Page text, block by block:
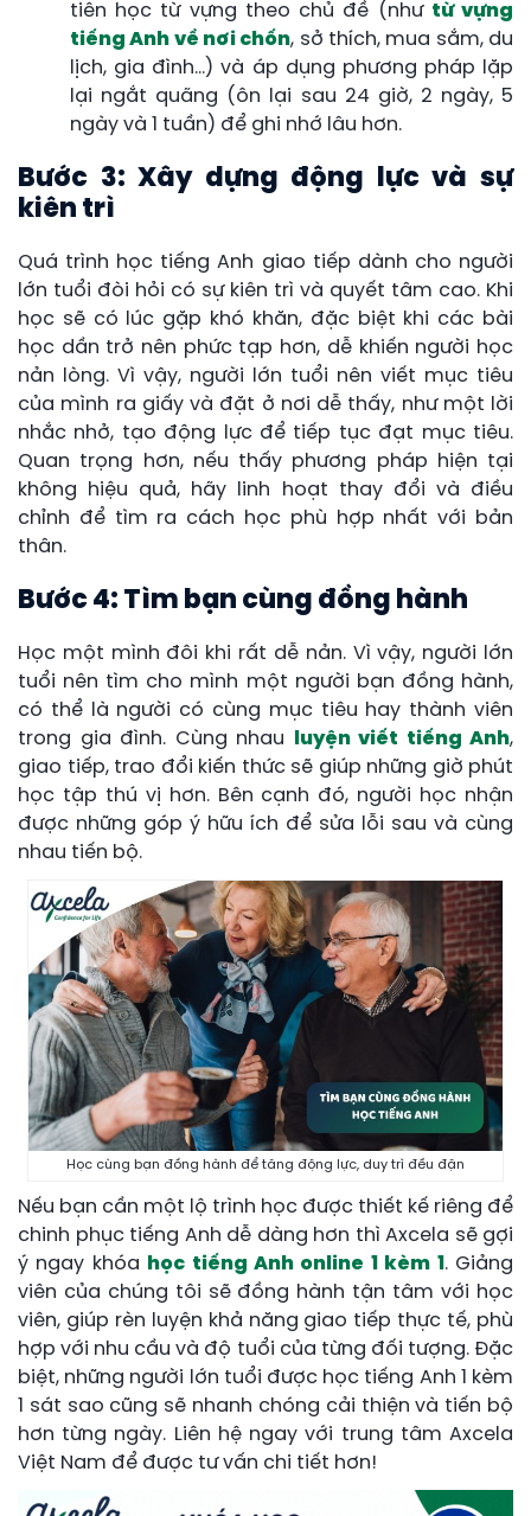
tiên học từ vựng theo chủ đề (như từ vựng
tiếng Anh về nơi chốn, sở thích, mua sắm, du
lịch, gia đình…) và áp dụng phương pháp lặp
lại ngắt quãng (ôn lại sau 24 giờ, 2 ngày, 5
ngày và 1 tuần) để ghi nhớ lâu hơn.
Bước 3: Xây dựng động lực và sự
kiên trì
Quá trình học tiếng Anh giao tiếp dành cho người
lớn tuổi đòi hỏi có sự kiên trì và quyết tâm cao. Khi
học sẽ có lúc gặp khó khăn, đặc biệt khi các bài
học dần trở nên phức tạp hơn, dễ khiến người học
nản lòng. Vì vậy, người lớn tuổi nên viết mục tiêu
của mình ra giấy và đặt ở nơi dễ thấy, như một lời
nhắc nhở, tạo động lực để tiếp tục đạt mục tiêu.
Quan trọng hơn, nếu thấy phương pháp hiện tại
không hiệu quả, hãy linh hoạt thay đổi và điều
chỉnh để tìm ra cách học phù hợp nhất với bản
thân.
Bước 4: Tìm bạn cùng đồng hành
Học một mình đôi khi rất dễ nản. Vì vậy, người lớn
tuổi nên tìm cho mình một người bạn đồng hành,
có thể là người có cùng mục tiêu hay thành viên
trong gia đình. Cùng nhau
luyện viết tiếng Anh,
giao tiếp, trao đổi kiến thức sẽ giúp những giờ phút
học tập thú vị hơn. Bên cạnh đó, người học nhận
được những góp ý hữu ích để sửa lỗi sau và cùng
nhau tiến bộ.
Học cùng bạn đồng hành để tăng động lực, duy trì đều đặn
Nếu bạn cần một lộ trình học được thiết kế riêng để
chinh phục tiếng Anh dễ dàng hơn thì Axcela sẽ gợi
ý ngay khóa
học tiếng Anh online 1 kèm 1 . Giảng
viên của chúng tôi sẽ đồng hành tận tâm với học
viên, giúp rèn luyện khả năng giao tiếp thực tế, phù
hợp với nhu cầu và độ tuổi của từng đối tượng. Đặc
biệt, những người lớn tuổi được học tiếng Anh 1 kèm
1 sát sao cũng sẽ nhanh chóng cải thiện và tiến bộ
hơn từng ngày. Liên hệ ngay với trung tâm Axcela
Việt Nam để được tư vấn chi tiết hơn!